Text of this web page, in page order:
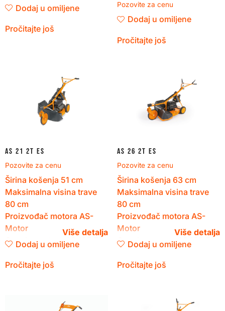
Dodaj u omiljene
Pročitajte još
Pozovite za cenu
Dodaj u omiljene
Pročitajte još
AS 21 2T ES
Pozovite za cenu
Širina košenja 51 cm
Maksimalna visina trave
80 cm
Proizvođač motora AS-
Motor
Oznaka motora AS 165 ES
Premeštanje
165
Dodaj u omiljene
Pročitajte još
AS 26 2T ES
Pozovite za cenu
Širina košenja 63 cm
Maksimalna visina trave
80 cm
Proizvođač motora AS-
Motor
Oznaka motora AS 165 ES
Dodaj u omiljene
Pročitajte još